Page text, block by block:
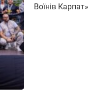
Воїнів